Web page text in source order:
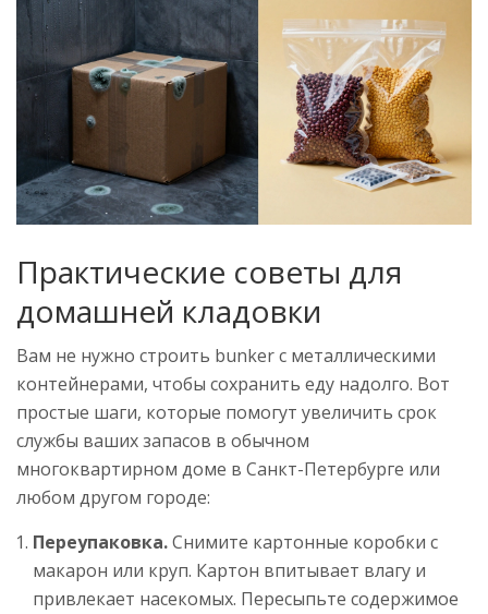
Практические советы для
домашней кладовки
Вам не нужно строить bunker с металлическими
контейнерами, чтобы сохранить еду надолго. Вот
простые шаги, которые помогут увеличить срок
службы ваших запасов в обычном
многоквартирном доме в Санкт-Петербурге или
любом другом городе:
Переупаковка.Снимите картонные коробки с
макарон или круп. Картон впитывает влагу и
привлекает насекомых. Пересыпьте содержимое